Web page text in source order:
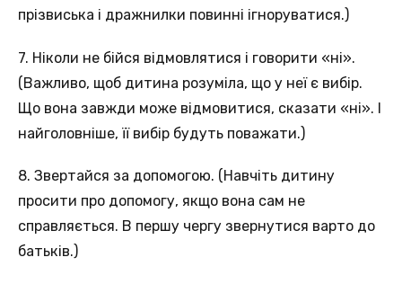
прізвиська і дражнилки повинні ігноруватися.)
7. Ніколи не бійся відмовлятися і говорити «ні».
(Важливо, щоб дитина розуміла, що у неї є вибір.
Що вона завжди може відмовитися, сказати «ні». І
найголовніше, її вибір будуть поважати.)
8. Звертайся за допомогою. (Навчіть дитину
просити про допомогу, якщо вона сам не
справляється. В першу чергу звернутися варто до
батьків.)